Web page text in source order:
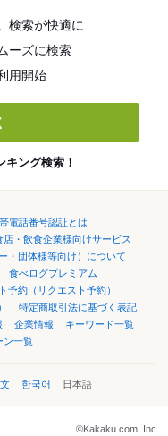
検索が快適に
ーズに検索
用開始
キング検索！
電話番号認証とは
店・飲食企業様向けサービス
・団体様等向け）について
食べログプレミアム
予約（リクエスト予約）
特定商取引法に基づく表記
企業情報
キーワード一覧
ン一覧
한국어 日本語
©Kakaku.com, Inc.